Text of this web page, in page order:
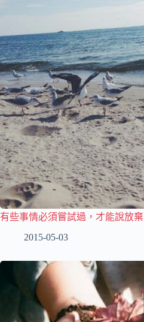
有些事情必須嘗試過，才能說放棄
2015-05-03